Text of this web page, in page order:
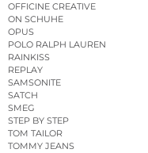
OFFICINE CREATIVE
ON SCHUHE
OPUS
POLO RALPH LAUREN
RAINKISS
REPLAY
SAMSONITE
SATCH
SMEG
STEP BY STEP
TOM TAILOR
TOMMY JEANS